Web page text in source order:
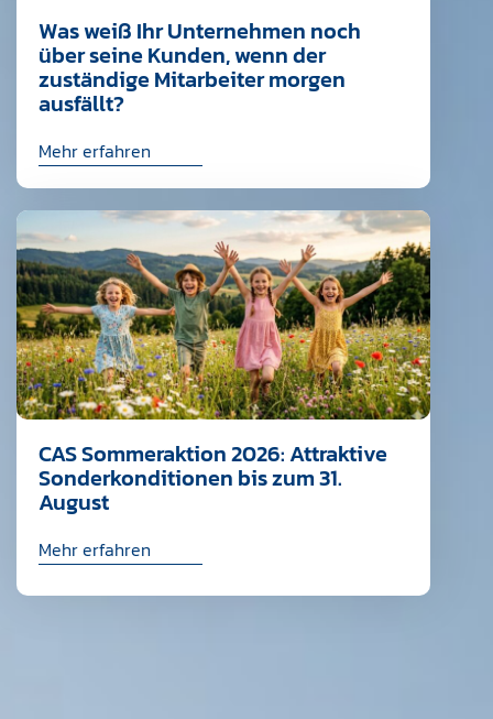
Was weiß Ihr Unternehmen noch
über seine Kunden, wenn der
zuständige Mitarbeiter morgen
ausfällt?
Mehr erfahren
CAS Sommeraktion 2026: Attraktive
Sonderkonditionen bis zum 31.
August
Mehr erfahren